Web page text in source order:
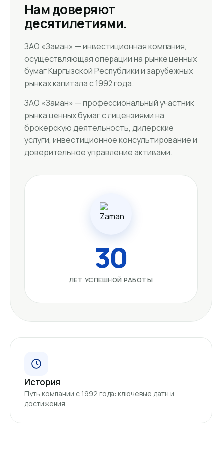
Нам доверяют
десятилетиями.
ЗАО «Заман» — инвестиционная компания,
осуществляющая операции на рынке ценных
бумаг Кыргызской Республики и зарубежных
рынках капитала с 1992 года.
ЗАО «Заман» — профессиональный участник
рынка ценных бумаг с лицензиями на
брокерскую деятельность, дилерские
услуги, инвестиционное консультирование и
доверительное управление активами.
30
ЛЕТ УСПЕШНОЙ РАБОТЫ
История
Путь компании с 1992 года: ключевые даты и
достижения.